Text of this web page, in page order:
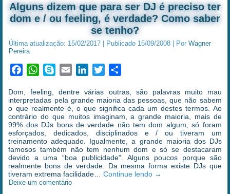
Alguns dizem que para ser DJ é preciso ter
dom e / ou feeling, é verdade? Como saber
se tenho?
Última atualização: 15/02/2017 Publicado 15/09/2008 Por Wagner
Pereira
FacebookWhatsApp
Skype Email LinkedInTwitter
Dom, feeling, dentre várias outras, são palavras muito mau
interpretadas pela grande maioria das pessoas, que não sabem
o que realmente é, o que significa cada um destes termos. Ao
contrário do que muitos imaginam, a grande maioria, mais de
99% dos DJs bons de verdade não tem dom algum, só foram
esforçados, dedicados, disciplinados e / ou tiveram um
treinamento adequado. Igualmente, a grande maioria dos DJs
famosos também não tem nenhum dom e só se destacaram
devido a uma “boa publicidade”. Alguns poucos porque são
realmente bons de verdade. Da mesma forma existe DJs que
tiveram extrema facilidade…Continue lendo →
Deixe um comentário